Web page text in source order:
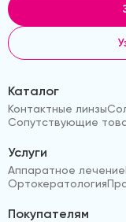
Каталог
Контактные линзы
Сопутствующие
Услуги
Аппаратное лечение
Ортокератология
Покупателям